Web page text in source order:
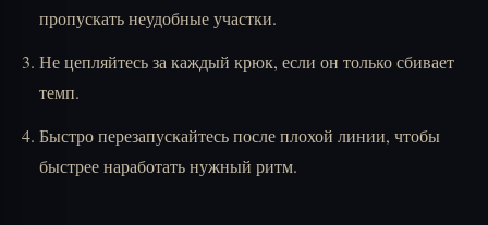
пропускать неудобные участки.
Не цепляйтесь за каждый крюк, если он только сбивает
темп.
Быстро перезапускайтесь после плохой линии, чтобы
быстрее наработать нужный ритм.